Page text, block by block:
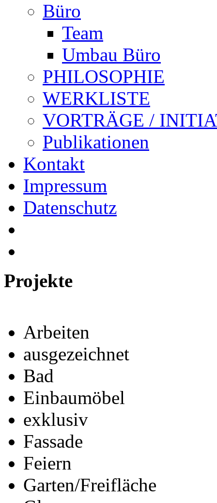
Büro
Team
Umbau Büro
PHILOSOPHIE
WERKLISTE
VORTRÄGE /
Publikationen
Kontakt
Impressum
Datenschutz
Projekte
Arbeiten
ausgezeichnet
Bad
Einbaumöbel
exklusiv
Fassade
Feiern
Garten/Freifläche